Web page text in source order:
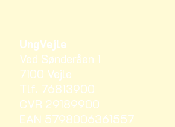
UngVejle
Ved Sønderåen 1
7100 Vejle
Tlf. 76813900
CVR 29189900
EAN 5798006361557